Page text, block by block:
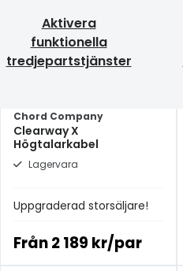
Aktivera
funktionella
tredjepartstjänster
Chord Company
Clearway X
Högtalarkabel
Lagervara
Uppgraderad storsäljare!
Från2 189 kr/par